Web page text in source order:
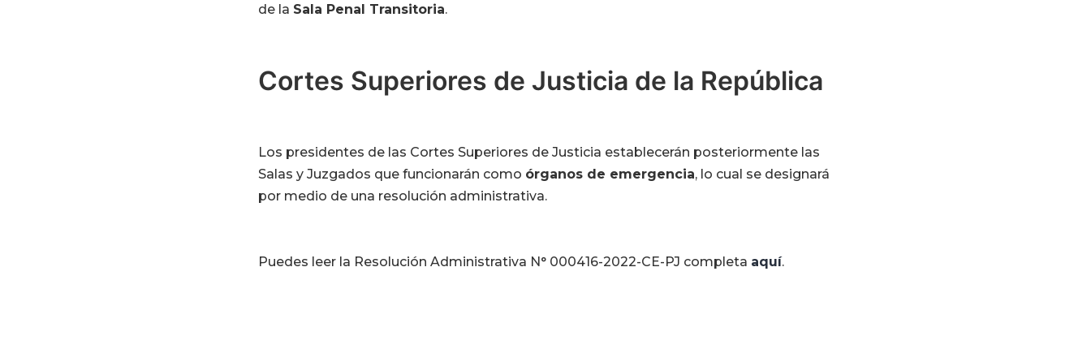
de la Sala Penal Transitoria.
Cortes Superiores de Justicia de la República
Los presidentes de las Cortes Superiores de Justicia establecerán posteriormente las
Salas y Juzgados que funcionarán como órganos de emergencia, lo cual se designará
por medio de una resolución administrativa.
Puedes leer la Resolución Administrativa N° 000416-2022-CE-PJ completa aquí.